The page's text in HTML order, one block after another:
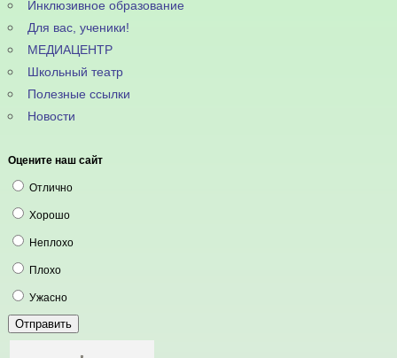
Инклюзивное образование
Для вас, ученики!
МЕДИАЦЕНТР
Школьный театр
Полезные ссылки
Новости
Оцените наш сайт
Отлично
Хорошо
Неплохо
Плохо
Ужасно